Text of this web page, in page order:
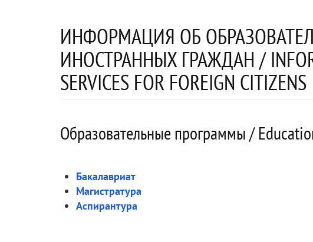
ИНФОРМАЦИЯ ОБ
ИНОСТРАННЫХ ГРАЖДАН /
SERVICES FOR FOREIGN CITIZENS
Образовательные программы /
Бакалавриат
Магистратура
Аспирантура